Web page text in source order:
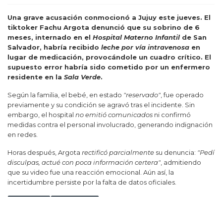
Una grave acusación conmocionó a Jujuy este jueves. El
tiktoker Fachu Argota denunció que su sobrino de 6
meses, internado en el Hospital Materno Infantil de San
Salvador, habría recibido leche por vía intravenosa en
lugar de medicación, provocándole un cuadro crítico. El
supuesto error habría sido cometido por un enfermero
residente en la Sala Verde.
Según la familia, el bebé, en estado "reservado", fue operado
previamente y su condición se agravó tras el incidente. Sin
embargo, el hospital no emitió comunicados ni confirmó
medidas contra el personal involucrado, generando indignación
en redes.
Horas después, Argota rectificó parcialmente su denuncia: "Pedí
disculpas, actué con poca información certera", admitiendo
que su video fue una reacción emocional. Aún así, la
incertidumbre persiste por la falta de datos oficiales.